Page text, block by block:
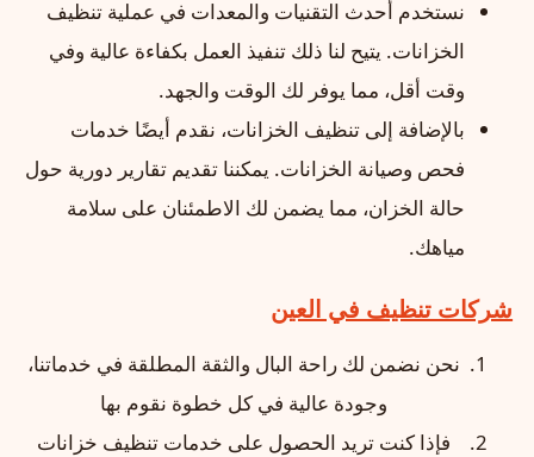
نستخدم أحدث التقنيات والمعدات في عملية تنظيف
الخزانات. يتيح لنا ذلك تنفيذ العمل بكفاءة عالية وفي
وقت أقل، مما يوفر لك الوقت والجهد.
بالإضافة إلى تنظيف الخزانات، نقدم أيضًا خدمات
فحص وصيانة الخزانات. يمكننا تقديم تقارير دورية حول
حالة الخزان، مما يضمن لك الاطمئنان على سلامة
مياهك.
شركات تنظيف في العين
نحن نضمن لك راحة البال والثقة المطلقة في خدماتنا،
وجودة عالية في كل خطوة نقوم بها
فإذا كنت تريد الحصول على خدمات تنظيف خزانات